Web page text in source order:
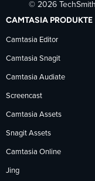
© 2026
CAMTASIA PRODUKTE
Camtasia Editor
Camtasia Snagit
Camtasia Audiate
Screencast
Camtasia Assets
Snagit Assets
Camtasia Online
Jing